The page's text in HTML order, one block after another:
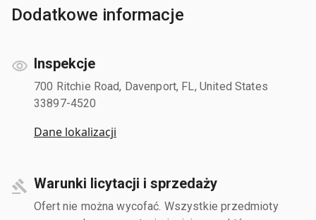
Dodatkowe informacje
Inspekcje
700 Ritchie Road, Davenport, FL, United States
33897-4520
Dane lokalizacji
Warunki licytacji i sprzedaży
Ofert nie można wycofać. Wszystkie przedmioty